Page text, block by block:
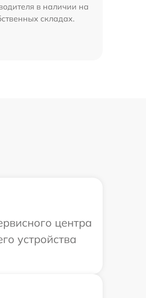
в наличии на
складах.
центра
устройства